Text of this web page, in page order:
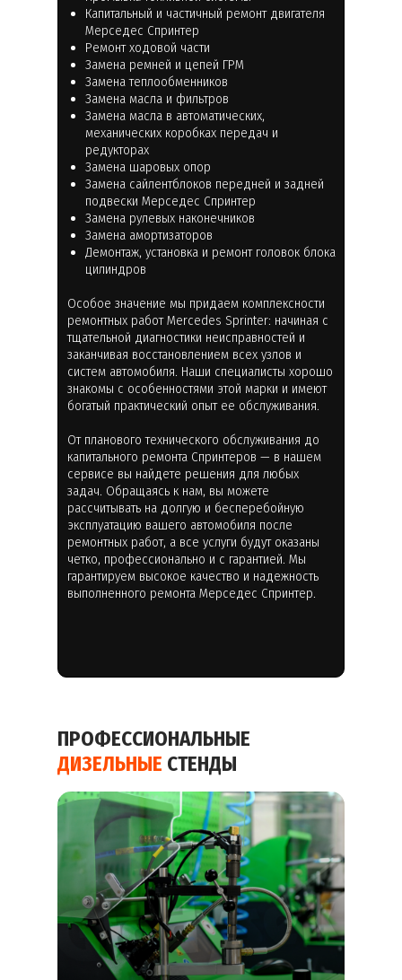
Капитальный и частичный ремонт двигателя
Мерседес Спринтер
Ремонт ходовой части
Замена ремней и цепей ГРМ
Замена теплообменников
Замена масла и фильтров
Замена масла в автоматических,
механических коробках передач и
редукторах
Замена шаровых опор
Замена сайлентблоков передней и задней
подвески Мерседес Спринтер
Замена рулевых наконечников
Замена амортизаторов
Демонтаж, установка и ремонт головок блока
цилиндров
Особое значение мы придаем комплексности
ремонтных работ Mercedes Sprinter: начиная с
тщательной диагностики неисправностей и
заканчивая восстановлением всех узлов и
систем автомобиля. Наши специалисты хорошо
знакомы с особенностями этой марки и имеют
богатый практический опыт ее обслуживания.
От планового технического обслуживания до
капитального ремонта Спринтеров — в нашем
сервисе вы найдете решения для любых
задач. Обращаясь к нам, вы можете
рассчитывать на долгую и бесперебойную
эксплуатацию вашего автомобиля после
ремонтных работ, а все услуги будут оказаны
четко, профессионально и с гарантией. Мы
гарантируем высокое качество и надежность
выполненного ремонта Мерседес Спринтер.
ПРОФЕССИОНАЛЬНЫЕ
ДИЗЕЛЬНЫЕ СТЕНДЫ